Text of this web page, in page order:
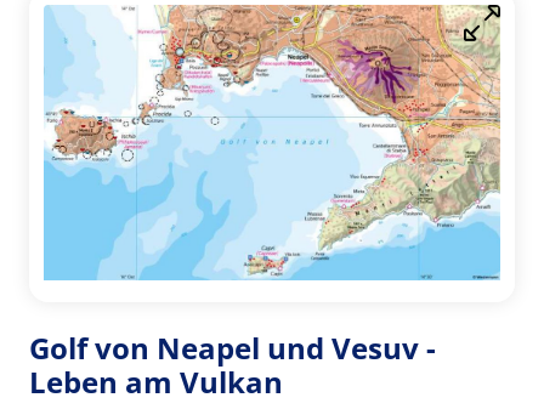
Golf von Neapel und Vesuv -
Leben am Vulkan